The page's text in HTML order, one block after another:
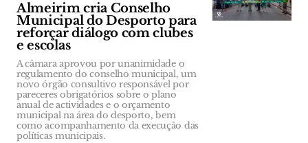
Almeirim cria Conselho
Municipal do Desporto para
reforçar diálogo com clubes
e escolas
A câmara aprovou por unanimidade o
regulamento do conselho municipal, um
novo órgão consultivo responsável por
pareceres obrigatórios sobre o plano
anual de actividades e o orçamento
municipal na área do desporto, bem
como acompanhamento da execução das
políticas municipais.